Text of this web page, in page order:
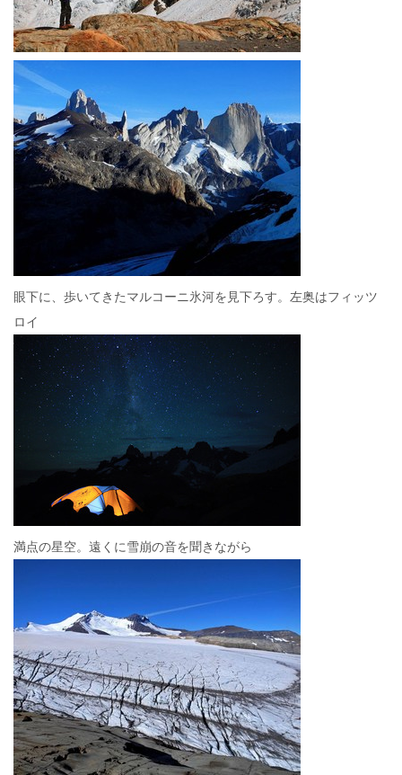
眼下に、歩いてきたマルコーニ氷河を見下ろす。左奥はフィッツ
ロイ
満点の星空。遠くに雪崩の音を聞きながら